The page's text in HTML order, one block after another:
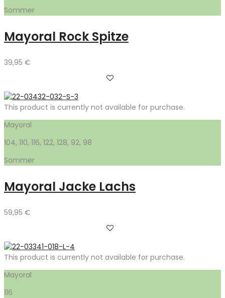
Sommer
Mayoral Rock Spitze
39,95 €
This product is currently not available for purchase.
Mayoral
104, 110, 116, 122, 128, 92, 98
Sommer
Mayoral Jacke Lachs
59,95 €
This product is currently not available for purchase.
Mayoral
116